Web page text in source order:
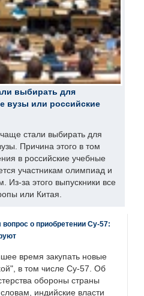
выбирать для
вузы или российские
стали выбирать для
Причина этого в том
в российские учебные
участникам олимпиад и
Из-за этого выпускники все
или Китая.
о приобретении Су-57:
время закупать новые
в том числе Су-57. Об
обороны страны
индийские власти